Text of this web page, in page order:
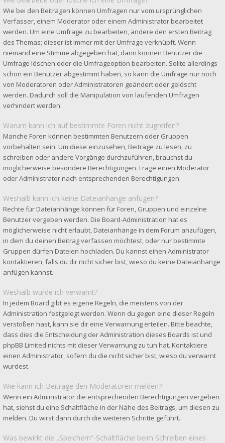
Wie bei den Beiträgen können Umfragen nur vom ursprünglichen
Verfasser, einem Moderator oder einem Administrator bearbeitet
werden. Um eine Umfrage zu bearbeiten, ändere den ersten Beitrag
des Themas; dieser ist immer mit der Umfrage verknüpft. Wenn
niemand eine Stimme abgegeben hat, dann können Benutzer die
Umfrage löschen oder die Umfrageoption bearbeiten. Sollte allerdings
schon ein Benutzer abgestimmt haben, so kann die Umfrage nur noch
von Moderatoren oder Administratoren geändert oder gelöscht
werden. Dadurch soll die Manipulation von laufenden Umfragen
verhindert werden.
Warum kann ich auf bestimmte Foren nicht zugreifen?
Manche Foren können bestimmten Benutzern oder Gruppen
vorbehalten sein. Um diese einzusehen, Beiträge zu lesen, zu
schreiben oder andere Vorgänge durchzuführen, brauchst du
möglicherweise besondere Berechtigungen. Frage einen Moderator
oder Administrator nach entsprechenden Berechtigungen.
Weshalb kann ich keine Dateianhänge anfügen?
Rechte für Dateianhänge können für Foren, Gruppen und einzelne
Benutzer vergeben werden. Die Board-Administration hat es
möglicherweise nicht erlaubt, Dateianhänge in dem Forum anzufügen,
in dem du deinen Beitrag verfassen möchtest, oder nur bestimmte
Gruppen dürfen Dateien hochladen. Du kannst einen Administrator
kontaktieren, falls du dir nicht sicher bist, wieso du keine Dateianhänge
anfügen kannst.
Weshalb wurde ich verwarnt?
In jedem Board gibt es eigene Regeln, die meistens von der
Administration festgelegt werden. Wenn du gegen eine dieser Regeln
verstoßen hast, kann sie dir eine Verwarnung erteilen. Bitte beachte,
dass dies die Entscheidung der Administration dieses Boards ist und
phpBB Limited nichts mit dieser Verwarnung zu tun hat. Kontaktiere
einen Administrator, sofern du die nicht sicher bist, wieso du verwarnt
wurdest.
Wie kann ich Beiträge den Moderatoren melden?
Wenn ein Administrator die entsprechenden Berechtigungen vergeben
hat, siehst du eine Schaltfläche in der Nähe des Beitrags, um diesen zu
melden. Du wirst dann durch die weiteren Schritte geführt.
Was bewirkt die „Speichern“-Schaltfläche beim Schreiben eines